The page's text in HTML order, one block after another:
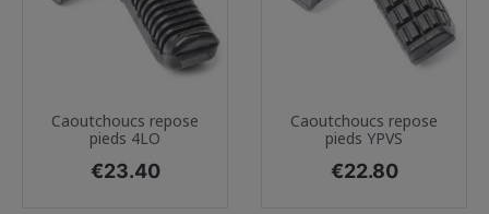
Caoutchoucs repose
pieds 4LO
Price
€23.40
Caoutchoucs repose
pieds YPVS
Price
€22.80